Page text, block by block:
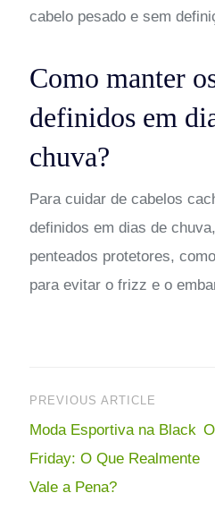
cabelo pesado e sem
Como manter
definidos em
chuva?
Para cuidar de cabelos
definidos em dias de
penteados protetores,
para evitar o frizz e o
Navegação
de
PREVIOUS ARTICLE
Moda Esportiva na Black
Friday: O Que Realmente
Vale a Pena?